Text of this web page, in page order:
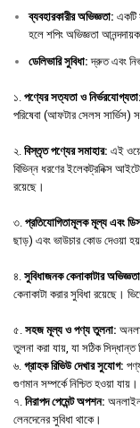
ব্যবহারকারীর অভিজ্ঞতা: একটি
হলে শপিং অভিজ্ঞতা
ডেলিভারি সুবিধা: দ্রুত এবং
১. পণ্যের সত্যতা ও নির্ভরযোগ্যতা:
পরিষেবা (আফটার সেলস
২. বিস্তৃত পণ্যের সমাহার: এই
বিভিন্ন ধরণের ইলেকট্রনিক্স
রয়েছে।
৩. প্রতিযোগিতামূলক মূল্য এবং
ছাড়) এবং ভাউচার কোড দেওয়া হয়,
৪. সুবিধাজনক কেনাকাটার
কেনাকাটা করার সুবিধা রয়েছে।
৫. সহজ মূল্য ও পণ্য তুলনা:
তুলনা করা যায়, যা সঠিক সিদ্ধান্ত
৬. গ্রাহক রিভিউ দেখার সুযোগ:
গুণমান সম্পর্কে নিশ্চিত হওয়া যায়।
৭. নিরাপদ পেমেন্ট অপশন: অনলাইন
লেনদেনের সুবিধা থাকে।